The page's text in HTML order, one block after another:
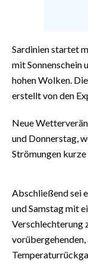
NOTIZIE
#CARAUNIONE
FOTO
INFO AZIENDE
ABBONATI
ANNUNCI
Sardinien startet
mit Sonnenschein
hohen Wolken.
erstellt von den
Neue
und Donnerstag,
Strömungen
Abschließend sei
und Samstag mit
Verschlechterung